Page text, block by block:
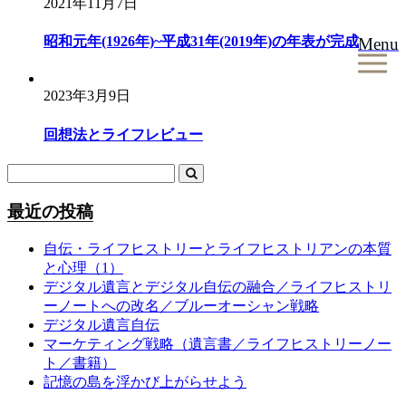
Menu
昭和元年(1926年)~平成31年(2019年)の年表が完成
2023年3月9日
回想法とライフレビュー
最近の投稿
自伝・ライフヒストリーとライフヒストリアンの本質
と心理（1）
デジタル遺言とデジタル自伝の融合／ライフヒストリ
ーノートへの改名／ブルーオーシャン戦略
デジタル遺言自伝
マーケティング戦略（遺言書／ライフヒストリーノー
ト／書籍）
記憶の島を浮かび上がらせよう